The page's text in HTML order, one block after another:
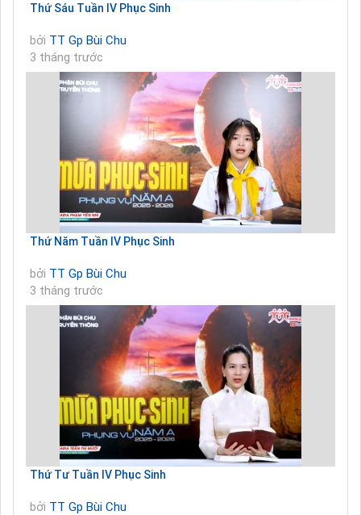
Thứ Sáu Tuần IV Phục Sinh
bởi TT Gp Bùi Chu
3 tháng trước
Thứ Năm Tuần IV Phục Sinh
bởi TT Gp Bùi Chu
3 tháng trước
Thứ Tư Tuần IV Phục Sinh
bởi TT Gp Bùi Chu